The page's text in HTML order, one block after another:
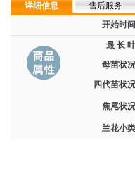
详细信息 售后服务
开始时间
最 长
母苗状况
四代苗状
焦尾状况
兰花小类